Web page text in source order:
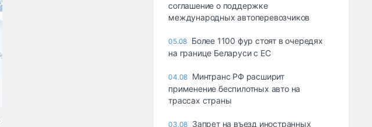
соглашение о поддержке
международных автоперевозчиков
05.08 Более 1100 фур стоят в очередях
на границе Беларуси с ЕС
04.08 Минтранс РФ расширит
применение беспилотных авто на
трассах страны
03.08 Запрет на въезд иностранных